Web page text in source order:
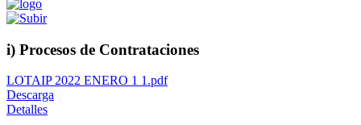
i) Procesos de Contrataciones
LOTAIP 2022 ENERO 1 1.pdf
Descarga
Detalles